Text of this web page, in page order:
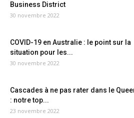
Business District
30 novembre 2022
COVID-19 en Australie : le point sur la
situation pour les...
30 novembre 2022
Cascades à ne pas rater dans le
: notre top...
23 novembre 2022